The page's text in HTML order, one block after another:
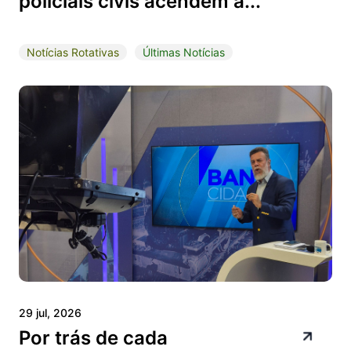
Notícias Rotativas Últimas Notícias
29 jul, 2026
Por trás de cada